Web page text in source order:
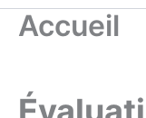
Accueil